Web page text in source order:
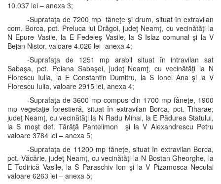
10.037 lei – anexa 3;
-Suprafaţa de 7200 mp fâneţe şi drum, situat în extravilan
com. Borca, pct. Preluca lui Drăgoi, judeţ Neamţ, cu vecinătăţi la
N Epure Vasile, la E Fedeleş Vasile, la S Islaz comunal şi la V
Bejan Nistor, valoare 4.026 lei -anexa 4;
-Suprafaţa de 1251 mp arabil situat în intravilan sat
Sabaşa, pct. Poiana Sabaşei, judeţ Neamţ, cu vecinătăţi la N
Florescu Iulia, la E Constantin Dumitru, la S Ionel Ana şi la V
Florescu Iulia, valoare 2915 lei, anexa 4;
-Suprafaţa de 3600 mp compus din 1700 mp fâneţe, 1900
mp vegetaţie forestieră, situat în extravilan Borca, pct. Tiharae,
judeţ Neamţ, cu vecinătăţi la N Radu Mihai, la E Pădurea Statului,
la S moşt def. Tărâţă Pantelimon şi la V Alexandrescu Petru
valoare 3784 lei – anexa 5;
-Suprafaţa de 11200 mp fâneţe, situat în extravilan Borca,
pct. Văcărie, judeţ Neamţ, cu vecinătăţi la N Bostan Gheorghe, la
E Todirică Vasile, la S Paraschiv Ion şi la V Pizamosca Neculai
valoare 6263 lei – anexa 5;